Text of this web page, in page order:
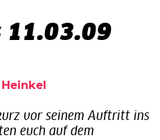
11.03.09
euch auf dem